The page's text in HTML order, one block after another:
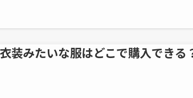
装みたいな服はどこで購入できる